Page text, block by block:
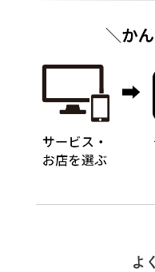
よ